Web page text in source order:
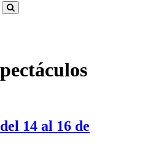
Search
14 al 16 de